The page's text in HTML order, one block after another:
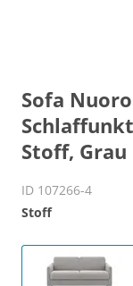
Sofa
Stoff, Grau
ID 107266-4
Stoff